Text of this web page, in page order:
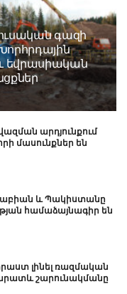
գազի
եվրասիական
արդյունքում
մասունքներ են
և Պակիստանը
համաձայնագիր են
լինել ռազմական
շարունակմանը